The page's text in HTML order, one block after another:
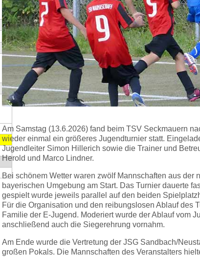
Am Samstag (13.6.2026) fand beim TSV Seckmauern
wieder einmal ein größeres Jugendturnier statt.
Jugendleiter Simon Hillerich sowie die Trainer und
Herold und Marco Lindner.
Bei schönem Wetter waren zwölf Mannschaften aus der
bayerischen Umgebung am Start. Das Turnier dauerte
gespielt wurde jeweils parallel auf den beiden
Für die Organisation und den reibungslosen Ablauf des
Familie der E-Jugend. Moderiert wurde der Ablauf vom
anschließend auch die Siegerehrung vornahm.
Am Ende wurde die Vertretung der JSG Sandbach/
großen Pokals. Die Mannschaften des Veranstalters